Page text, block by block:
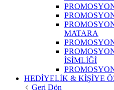
MATARA
İSİMLİĞİ
HEDİYELİK & KİŞİYE
Geri Dön